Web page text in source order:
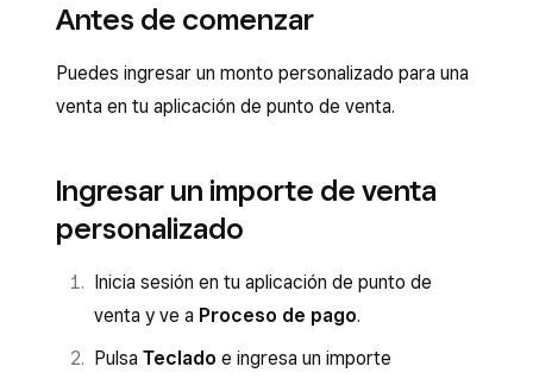
Antes de comenzar
Puedes ingresar un monto personalizado para una
venta en tu aplicación de punto de venta.
Ingresar un importe de venta
personalizado
Inicia sesión en tu aplicación de punto de
venta y ve a Proceso de pago.
Pulsa Teclado e ingresa un importe